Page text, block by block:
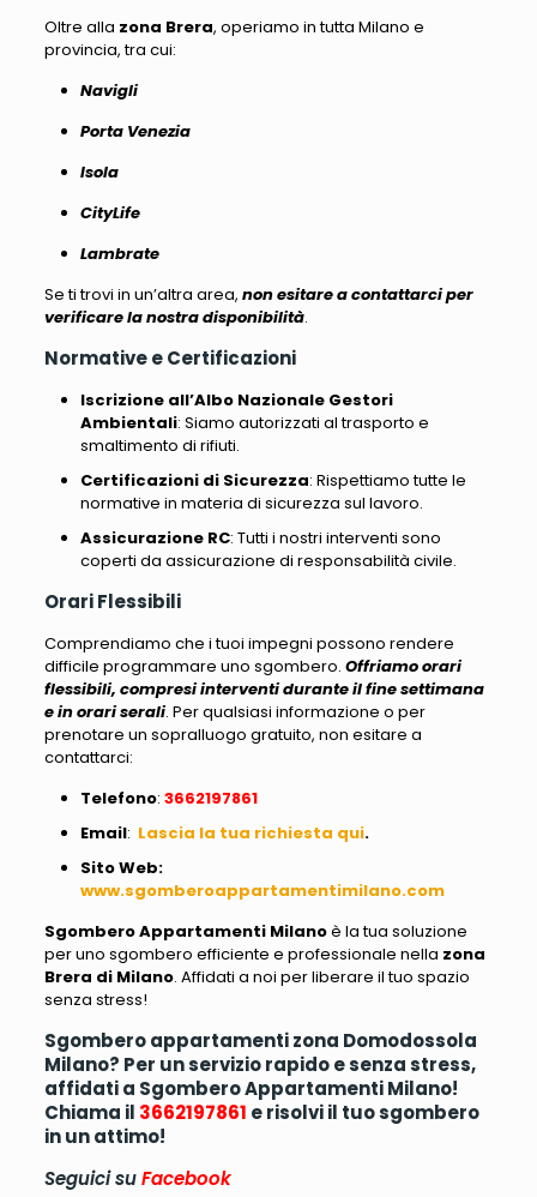
Oltre alla zona Brera, operiamo in tutta Milano e
provincia, tra cui:
Navigli
Porta Venezia
Isola
CityLife
Lambrate
Se ti trovi in un’altra area, non esitare a contattarci per
verificare la nostra disponibilità.
Normative e Certificazioni
Iscrizione all’Albo Nazionale Gestori
Ambientali: Siamo autorizzati al trasporto e
smaltimento di rifiuti.
Certificazioni di Sicurezza: Rispettiamo tutte le
normative in materia di sicurezza sul lavoro.
Assicurazione RC: Tutti i nostri interventi sono
coperti da assicurazione di responsabilità civile.
Orari Flessibili
Comprendiamo che i tuoi impegni possono rendere
difficile programmare uno sgombero. Offriamo orari
flessibili, compresi interventi durante il fine settimana
e in orari serali. Per qualsiasi informazione o per
prenotare un sopralluogo gratuito, non esitare a
contattarci:
Telefono: 3662197861
Email: Lascia la tua richiesta qui.
Sito Web:
www.sgomberoappartamentimilano.com
Sgombero Appartamenti Milanoè la tua soluzione
per uno sgombero efficiente e professionale nella zona
Brera di Milano. Affidati a noi per liberare il tuo spazio
senza stress!
Sgombero appartamenti zona Domodossola
Milano? Per un servizio rapido e senza stress,
affidati a Sgombero Appartamenti Milano!
Chiama il 3662197861 e risolvi il tuo sgombero
in un attimo!
Seguici suFacebook